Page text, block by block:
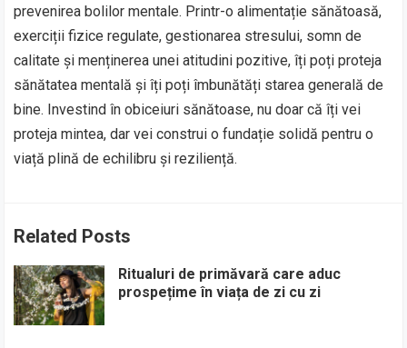
prevenirea bolilor mentale. Printr-o alimentație sănătoasă,
exerciții fizice regulate, gestionarea stresului, somn de
calitate și menținerea unei atitudini pozitive, îți poți proteja
sănătatea mentală și îți poți îmbunătăți starea generală de
bine. Investind în obiceiuri sănătoase, nu doar că îți vei
proteja mintea, dar vei construi o fundație solidă pentru o
viață plină de echilibru și reziliență.
Related Posts
Ritualuri de primăvară care aduc
prospețime în viața de zi cu zi